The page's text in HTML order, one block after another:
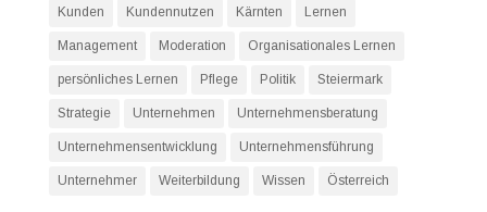
Kunden Kundennutzen Kärnten Lernen
Management Moderation Organisationales Lernen
persönliches Lernen Pflege Politik Steiermark
Strategie Unternehmen Unternehmensberatung
Unternehmensentwicklung Unternehmensführung
Unternehmer Weiterbildung Wissen Österreich